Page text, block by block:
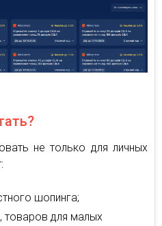
не только для личных
шопинга;
товаров для малых